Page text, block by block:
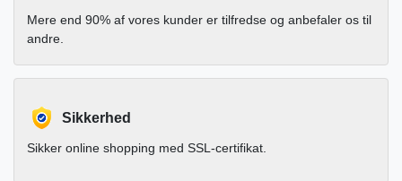
Mere end 90% af vores kunder er tilfredse og anbefaler os til
andre.
Sikkerhed
Sikker online shopping med SSL-certifikat.